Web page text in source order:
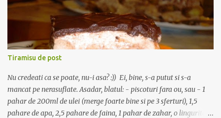
spalata si taiata marunt, cu un praf de sare. Dupa ce devine
translucida se adauga lingurita de faina, se amesteca bine cu ceapa
si uleiul, si imediat se toarna un pahar de apa (200 ml) calda sau
supa de oase, daca aveti la indemana. Se amesteca des ca sa nu se
formeze cocoloase de faina, apoi se toarna sosul si ceapa peste
carnea din oala, numai dupa ce aceasta a prins o crus...
Tiramisu de post
Nu credeati ca se poate, nu-i asa? :)) Ei, bine, s-a putut si s-a
mancat pe nerasuflate. Asadar, blatul: - piscoturi fara ou, sau - 1
pahar de 200ml de ulei (merge foarte bine si pe 3 sferturi), 1,5
pahare de apa, 2,5 pahare de faina, 1 pahar de zahar, o lingurita